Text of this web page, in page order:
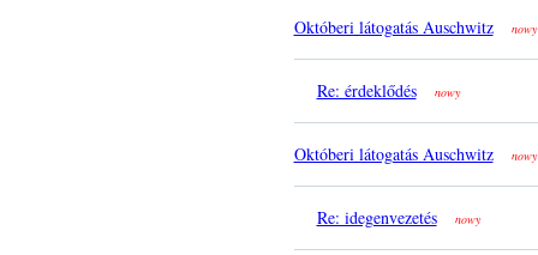
Októberi látogatás Auschwitz nowy
Re: érdeklődés nowy
Októberi látogatás Auschwitz nowy
Re: idegenvezetés nowy